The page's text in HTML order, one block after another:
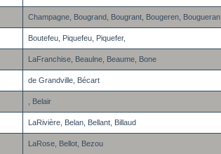
Champagne, Bougrand, Bougrant, Bougeren, Bougueran
Boutefeu, Piquefeu, Piquefer,
LaFranchise, Beaulne, Beaume, Bone
de Grandville, Bécart
, Belair
LaRivière, Belan, Bellant, Billaud
LaRose, Bellot, Bezou